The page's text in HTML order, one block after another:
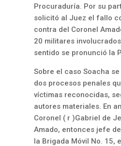
Procuraduría. Por su
solicitó al Juez el fallo
contra del Coronel
20 militares
sentido se pronunció la
Sobre el caso Soacha
dos procesos penales
víctimas reconocidas,
autores materiales. En
Coronel ( r )Gabriel de
Amado, entonces jefe
la Brigada Móvil No. 15,